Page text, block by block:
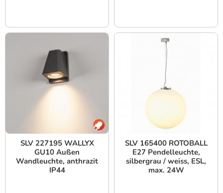
SLV 227195 WALLYX
GU10 Außen
Wandleuchte, anthrazit
IP44
SLV 165400 ROTOBALL
E27 Pendelleuchte,
silbergrau / weiss, ESL,
max. 24W